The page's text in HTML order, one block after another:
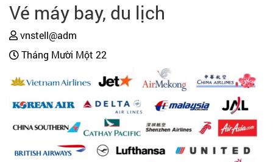
Vé máy bay, du lịch
vnstell@adm
Tháng Mười Một 22